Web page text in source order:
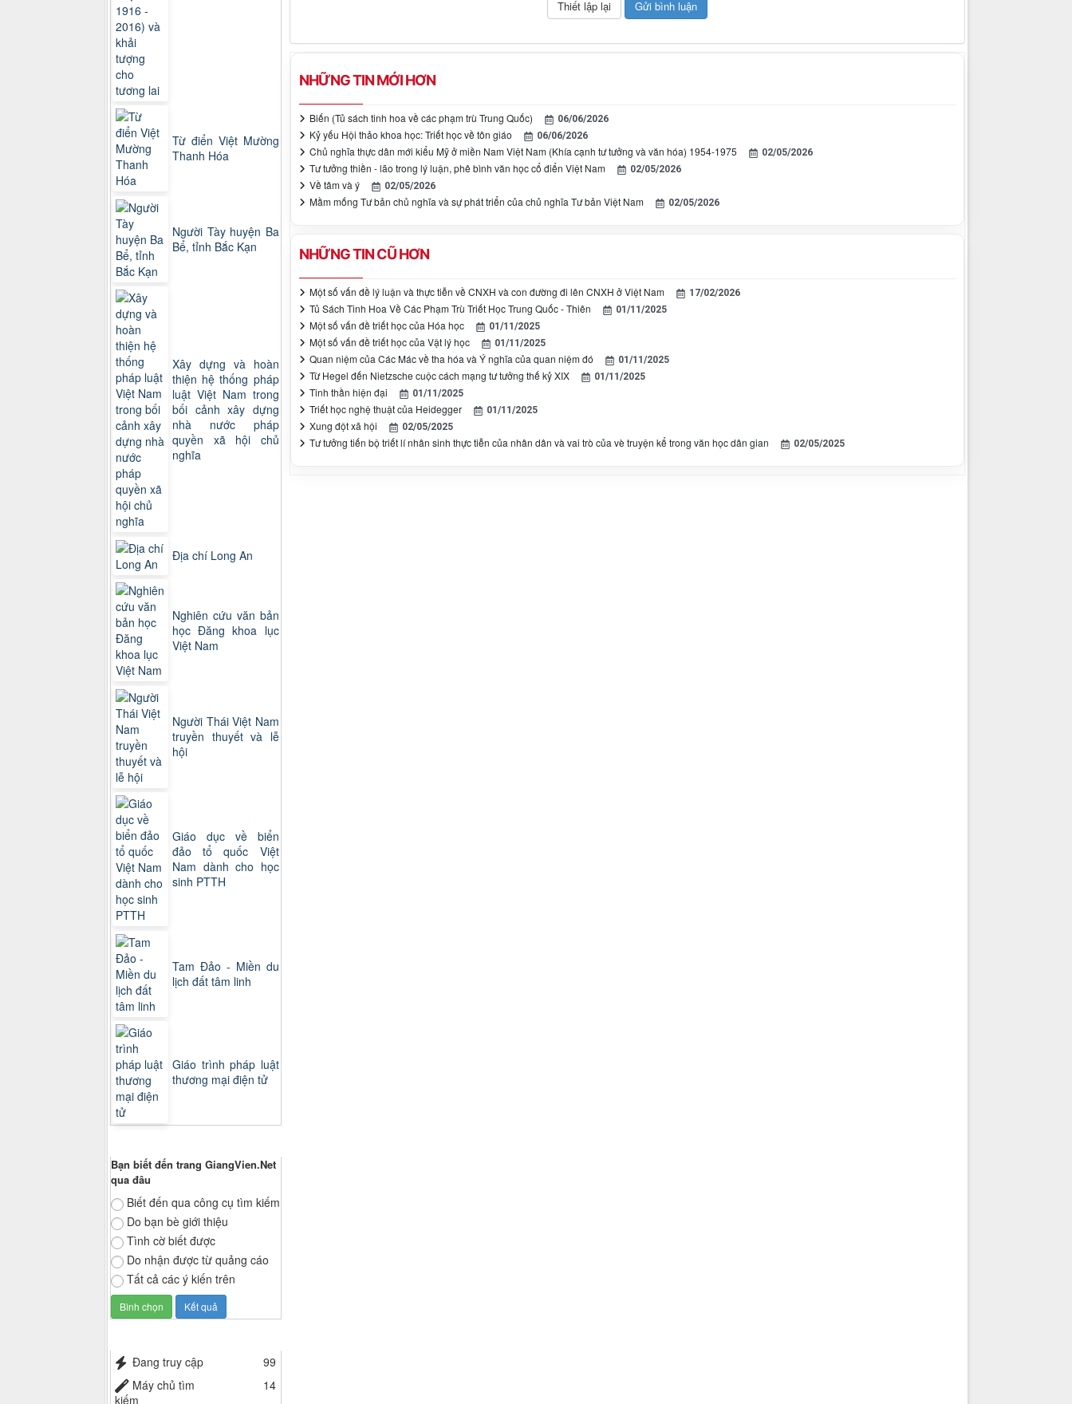
NHỮNG TIN MỚI HƠN
Biến (Tủ sách tinh hoa về các phạm trù Trung Quốc) 06/06/2026
Kỷ yếu Hội thảo khoa học: Triết học về tôn giáo 06/06/2026
Chủ nghĩa thực dân mới kiểu Mỹ ở miền Nam Việt Nam (Khía cạnh tư tưởng và văn hóa) 1954-1975 02/05/2026
Tư tưởng thiền - lão trong lý luận, phê bình văn học cổ điển Việt Nam 02/05/2026
Về tâm và ý 02/05/2026
Mầm mống Tư bản chủ nghĩa và sự phát triển của chủ nghĩa Tư bản Việt Nam 02/05/2026
NHỮNG TIN CŨ HƠN
Một số vấn đề lý luận và thực tiễn về CNXH và con đường đi lên CNXH ở Việt Nam 17/02/2026
Tủ Sách Tinh Hoa Về Các Phạm Trù Triết Học Trung Quốc - Thiên 01/11/2025
Một số vấn đề triết học của Hóa học 01/11/2025
Một số vấn đề triết học của Vật lý học 01/11/2025
Quan niệm của Các Mác về tha hóa và Ý nghĩa của quan niệm đó 01/11/2025
Từ Hegel đến Nietzsche cuộc cách mạng tư tưởng thế kỷ XIX 01/11/2025
Tinh thần hiện đại 01/11/2025
Triết học nghệ thuật của Heidegger 01/11/2025
Xung đột xã hội 02/05/2025
Tư tưởng tiến bộ triết lí nhân sinh thực tiễn của nhân dân và vai trò của vè truyện kể trong văn học dân gian 02/05/2025
Từ điển Việt Mường
Thanh Hóa
Người Tày huyện Ba
Bể, tỉnh Bắc Kạn
Xây dựng và hoàn
thiện hệ thống pháp
luật Việt Nam trong
bối cảnh xây dựng
nhà nước pháp
quyền xã hội chủ
nghĩa
Địa chí Long An
Nghiên cứu văn bản
học Đăng khoa lục
Việt Nam
Người Thái Việt Nam
truyền thuyết và lễ
hội
Giáo dục về biển
đảo tổ quốc Việt
Nam dành cho học
sinh PTTH
Tam Đảo - Miền du
lịch đất tâm linh
Giáo trình pháp luật
thương mại điện tử
Bạn biết đến trang GiangVien.Net
qua đâu
Biết đến qua công cụ tìm kiếm
Do bạn bè giới thiệu
Tình cờ biết được
Do nhận được từ quảng cáo
Tất cả các ý kiến trên
Đang truy cập
99
Máy chủ tìm
kiếm
14